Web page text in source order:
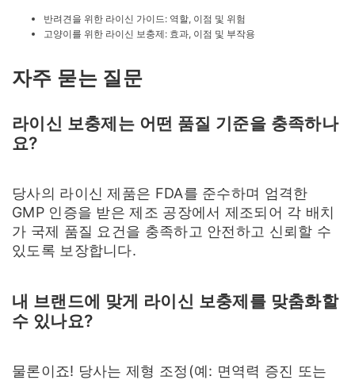
반려견을 위한 라이신 가이드: 역할, 이점 및 위험
고양이를 위한 라이신 보충제: 효과, 이점 및 부작용
자주 묻는 질문
라이신 보충제는 어떤 품질 기준을 충족하나
요?
당사의 라이신 제품은 FDA를 준수하며 엄격한
GMP 인증을 받은 제조 공장에서 제조되어 각 배치
가 국제 품질 요건을 충족하고 안전하고 신뢰할 수
있도록 보장합니다.
내 브랜드에 맞게 라이신 보충제를 맞춤화할
수 있나요?
물론이죠! 당사는 제형 조정(예: 면역력 증진 또는